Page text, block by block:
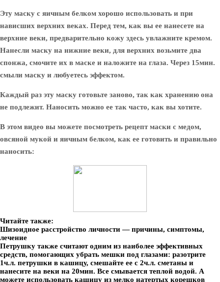
Эту маску с яичным белком хорошо использовать и при
нависших верхних веках. Перед тем, как вы ее нанесете на
верхние веки, предварительно кожу здесь увлажните кремом.
Нанесли маску на нижние веки, для верхних возьмите два
спонжа, смочите их в маске и наложите на глаза. Через 15мин.
смыли маску и любуетесь эффектом.
Каждый раз эту маску готовьте заново, так как хранению она
не подлежит. Наносить можно ее так часто, как вы хотите.
В этом видео вы можете посмотреть рецепт маски с медом,
овсяной мукой и яичным белком, как ее готовить и правильно
наносить:
Читайте также:
Шизоидное расстройство личности — причины, симптомы,
лечение
Петрушку также считают одним из наиболее эффективных
средств, помогающих убрать мешки под глазами: разотрите
1ч.л. петрушки в кашицу, смешайте ее с 2ч.л. сметаны и
нанесите на веки на 20мин. Все смывается теплой водой. А
можете использовать кашицу из мелко натертых корешков